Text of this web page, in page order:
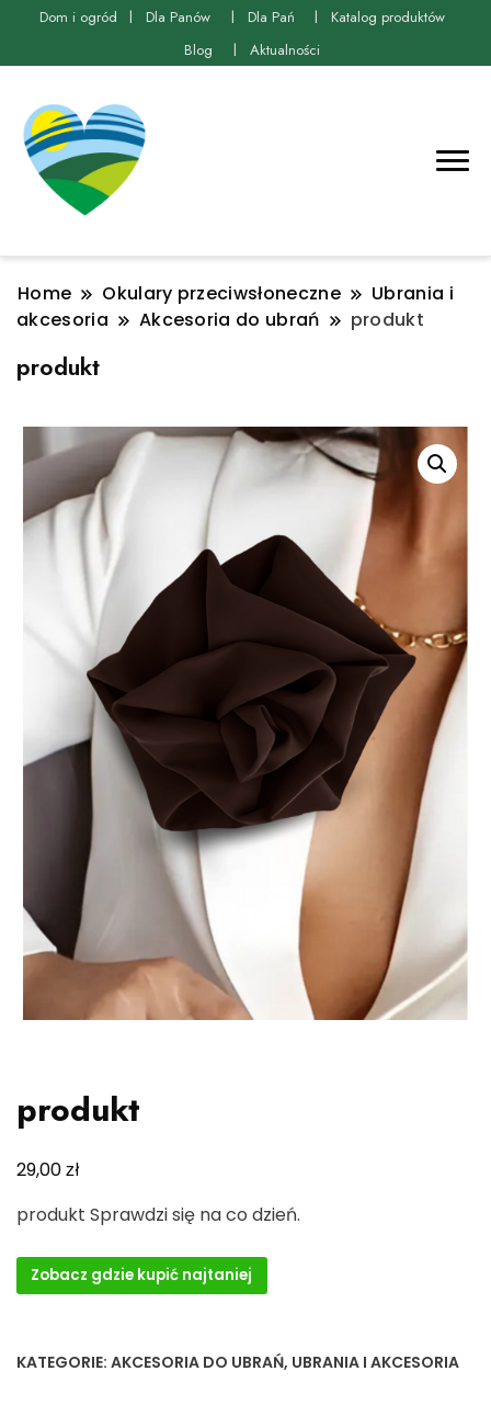
Dom i ogród Dla Panów Dla Pań
Katalog produktów
Blog
Aktualności
Home Okulary przeciwsłoneczne
Ubrania i
akcesoria
Akcesoria do ubrań produkt
produkt
produkt
29,00zł
produkt Sprawdzi się na co dzień.
Zobacz gdzie kupić najtaniej
KATEGORIE: AKCESORIA DO UBRAŃ, UBRANIA I AKCESORIA